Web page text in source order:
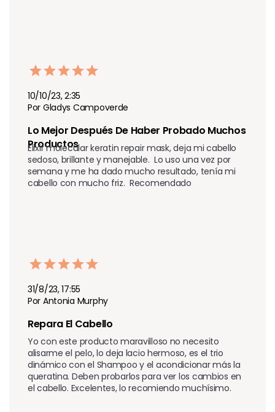
10/10/23, 2:35
Por Gladys Campoverde
Lo Mejor Después De Haber Probado Muchos
Productos
Elixir molecular keratin repair mask, deja mi cabello
sedoso, brillante y manejable.  Lo uso una vez por
semana y me ha dado mucho resultado, tenía mi
cabello con mucho friz.  Recomendado
31/8/23, 17:55
Por Antonia Murphy
Repara El Cabello
Yo con este producto maravilloso no necesito
alisarme el pelo, lo deja lacio hermoso, es el trio
dinámico con el Shampoo y el acondicionar más la
queratina. Deben probarlos para ver los cambios en
el cabello. Excelentes, lo recomiendo muchísimo.